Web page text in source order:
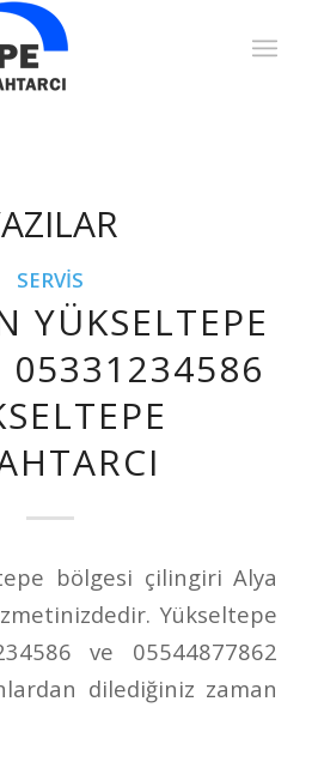
SERVIS
YÜKSELTEPE
05331234586
bölgesi çilingiri Alya
Yükseltepe
ve 05544877862
dilediğiniz zaman